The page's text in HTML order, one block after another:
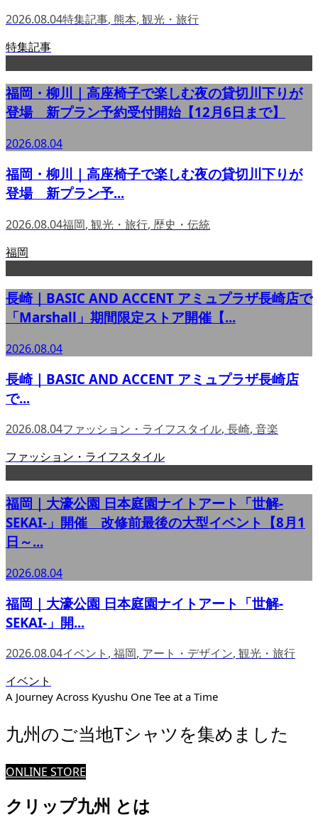
2026.08.04特集記事, 熊本, 観光・旅行
特集記事
福岡・柳川｜高座椅子で楽しむ夜の貸切川下りが
登場 新プラン予約受付開始【12月6日まで】
2026.08.04
福岡・柳川｜高座椅子で楽しむ夜の貸切川下りが
登場 新プラン予...
2026.08.04福岡, 観光・旅行, 歴史・伝統
福岡
長崎｜BASIC AND ACCENT アミュプラザ長崎店で
「Marshall」期間限定ストア開催【...
2026.08.04
長崎｜BASIC AND ACCENT アミュプラザ長崎店
で...
2026.08.04ファッション・ライフスタイル, 長崎, 音楽
ファッション・ライフスタイル
福岡｜大濠公園 日本庭園ナイトアート「世解-
SEKAI-」開催 改修前最後の大型イベント【8月1
日～...
2026.08.04
福岡｜大濠公園 日本庭園ナイトアート「世解-
SEKAI-」開...
2026.08.04イベント , 福岡, アート・デザイン, 観光・旅行
イベント
A Journey Across Kyushu One Tee at a Time
九州のご当地Tシャツを集めました
ONLINE STORE
クリップ九州 とは